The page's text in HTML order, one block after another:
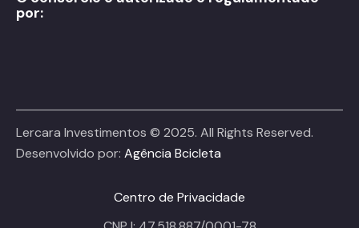
por:
Lercara Investimentos © 2025. All Rights Reserved.
Desenvolvido por: Agência Bcicleta
Centro de Privacidade